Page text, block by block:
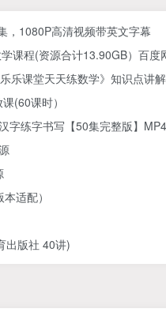
，1080P高清视频带英文字幕
课程(资源合计13.90GB）百度
乐课堂天天练数学》知识点讲
(60课时）
字练字书写【50集完整版】
适配）
出版社 40讲)